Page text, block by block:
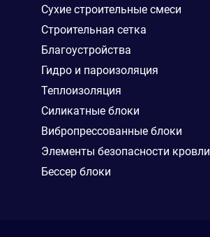
Сухие строительные смеси
Строительная сетка
Благоустройства
Гидро и пароизоляция
Теплоизоляция
Силикатные блоки
Вибропрессованные блоки
Элементы безопасности кровли
Бессер блоки